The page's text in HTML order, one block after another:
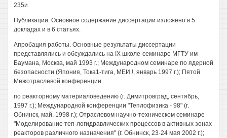
235и
Публикации. Основное содержание диссертации изложено в 5
докладах и в 6 статьях.
Апробация работы. Основные результаты диссертации
представлялись и обсуждались на IX школе-семинаре МГТУ им
Баумана, Москва, май 1993 г.; Международном семинаре по ядерной
безопасности (Япония, Тока1-тига, МЕИ.!, январь 1997 г.); Пятой
Межотраслевой конференции
по реакторному материаловедению (г. Димитровград, сентябрь,
1997 г.); Международной конференции "Теплофизика - 98" (г.
Обнинск, май, 1998 г.); Отраслевом научно-техническом семинаре
"Моделирование теп-логидравлических процессов в активных зонах
реакторов различного назначения" (г. Обнинск, 23-24 мая 2002 г.);